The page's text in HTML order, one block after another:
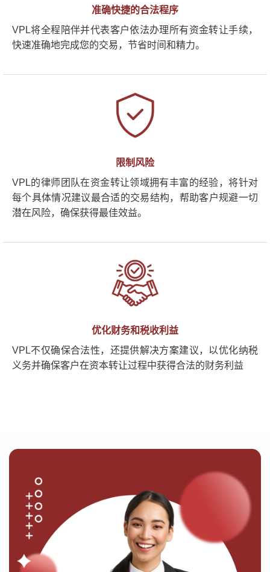
准确快捷的合法程序
VPL将全程陪伴并代表客户依法办理所有资金转让手续，
快速准确地完成您的交易，节省时间和精力。
限制风险
VPL的律师团队在资金转让领域拥有丰富的经验，将针对
每个具体情况建议最合适的交易结构，帮助客户规避一切
潜在风险，确保获得最佳效益。
优化财务和税收利益
VPL不仅确保合法性，还提供解决方案建议，以优化纳税
义务并确保客户在资本转让过程中获得合法的财务利益